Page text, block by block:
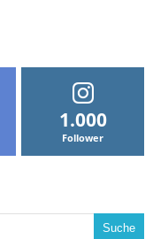
1.000
Follower